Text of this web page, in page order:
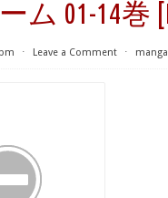
ム 01-14巻
⋅ Leave a Comment ⋅